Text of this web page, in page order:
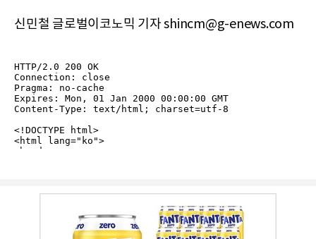
신민철 글로벌이코노믹 기자 shincm@g-enews.com